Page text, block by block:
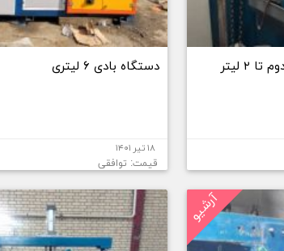
دستگاه بادی ۶ لیتری
۱۸ تیر ۱۴۰۱
قیمت: توافقی
آرشیو